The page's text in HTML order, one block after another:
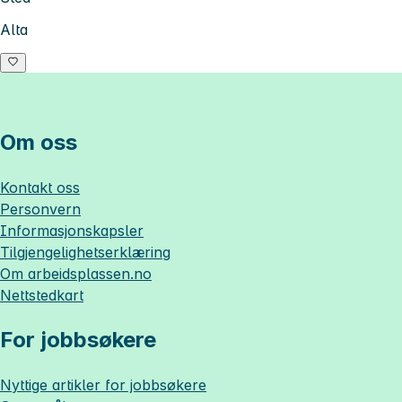
Alta
Om oss
Kontakt oss
Personvern
Informasjonskapsler
Tilgjengelighetserklæring
Om arbeidsplassen.no
Nettstedkart
For jobbsøkere
Nyttige artikler for jobbsøkere